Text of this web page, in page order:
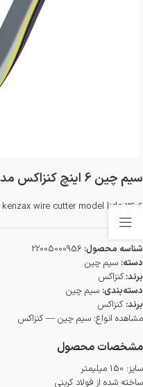
سیم چین 6 اینچ کنزاکس مدل KDC-36
6 inch kenzax wire cutter model kdc 36
شناسه محصول: 22005000956
دسته: سیم چین
برند:کنزاکس
دسته‌بندی: سیم چین
برند: کنزاکس
مشاهده انواع: سیم چین — کنزاکس
مشخصات محصول
سایز: 150 میلیمتر
ساخته شده از فولاد کربنی